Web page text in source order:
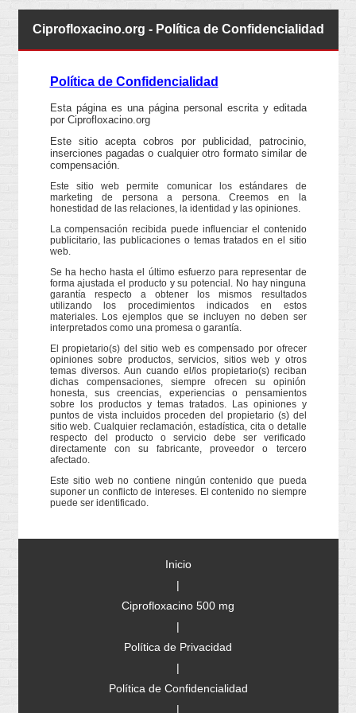
Ciprofloxacino.org - Política de Confidencialidad
Política de Confidencialidad
Esta página es una página personal escrita y editada
por Ciprofloxacino.org
Este sitio acepta cobros por publicidad, patrocinio,
inserciones pagadas o cualquier otro formato similar de
compensación.
Este sitio web permite comunicar los estándares de
marketing de persona a persona. Creemos en la
honestidad de las relaciones, la identidad y las opiniones.
La compensación recibida puede influenciar el contenido
publicitario, las publicaciones o temas tratados en el sitio
web.
Se ha hecho hasta el último esfuerzo para representar de
forma ajustada el producto y su potencial. No hay ninguna
garantía respecto a obtener los mismos resultados
utilizando los procedimientos indicados en estos
materiales. Los ejemplos que se incluyen no deben ser
interpretados como una promesa o garantía.
El propietario(s) del sitio web es compensado por ofrecer
opiniones sobre productos, servicios, sitios web y otros
temas diversos. Aun cuando el/los propietario(s) reciban
dichas compensaciones, siempre ofrecen su opinión
honesta, sus creencias, experiencias o pensamientos
sobre los productos y temas tratados. Las opiniones y
puntos de vista incluidos proceden del propietario (s) del
sitio web. Cualquier reclamación, estadística, cita o detalle
respecto del producto o servicio debe ser verificado
directamente con su fabricante, proveedor o tercero
afectado.
Este sitio web no contiene ningún contenido que pueda
suponer un conflicto de intereses. El contenido no siempre
puede ser identificado.
Inicio
|
Ciprofloxacino 500 mg
|
Política de Privacidad
|
Política de Confidencialidad
|